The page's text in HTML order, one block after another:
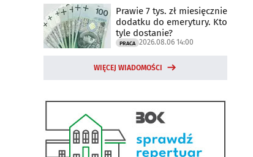
Prawie 7 tys. zł miesięcznie
dodatku do emerytury. Kto
tyle dostanie?
PRACA 2026.08.06 14:00
WIĘCEJ WIADOMOŚCI